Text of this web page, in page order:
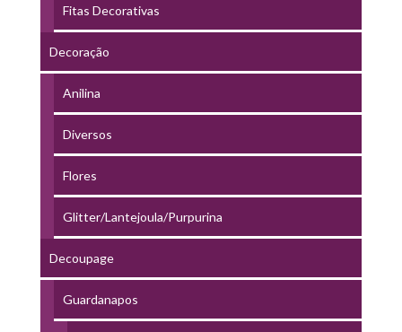
Fitas Decorativas
Decoração
Anilina
Diversos
Flores
Glitter/Lantejoula/Purpurina
Decoupage
Guardanapos